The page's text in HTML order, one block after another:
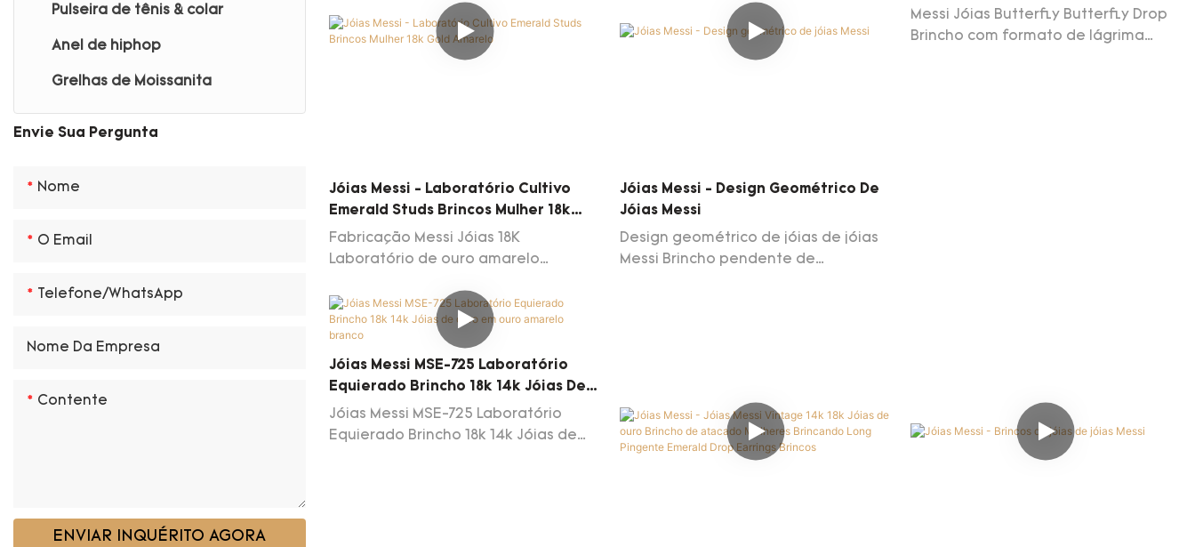
Pulseira de tênis & colar
Anel de hiphop
Grelhas de Moissanita
Envie Sua Pergunta
Nome
O Email
Telefone/WhatsApp
Nome Da Empresa
Contente
ENVIAR INQUÉRITO AGORA
Jóias Messi - Laboratório Cultivo
Emerald Studs Brincos Mulher 18k
Gold Amarelo
Fabricação Messi Jóias 18K
Laboratório de ouro amarelo
moda Brincos requer artesanato
flexível e tecnologias de ponta. O
produto é adequado para uma
ampla gama de indústrias, como
brincos de jóias da moda.
Jóias Messi - Design Geométrico De
Jóias Messi
Design geométrico de jóias de jóias
Messi Brincho pendente de
brincos de jóias finas.
Lágrima Brincho De Borda De Borla
Messi Jóias Butterfly Butterfly Drop
Brincho com formato de lágrima
Jóias Messi MSE-725 Laboratório
Equierado Brincho 18k 14k Jóias De
Ouro Em Ouro Amarelo Branco
Jóias Messi MSE-725 Laboratório
Equierado Brincho 18k 14k Jóias de